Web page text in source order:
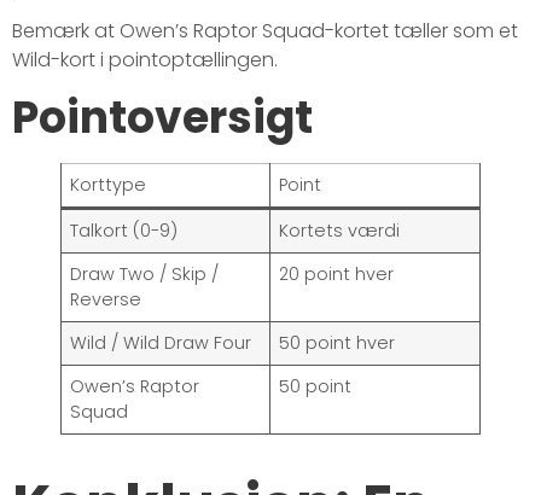
Bemærk at Owen’s Raptor Squad-kortet tæller som et
Wild-kort i pointoptællingen.
Pointoversigt
Korttype
Point
Talkort (0-9)
Kortets værdi
Draw Two / Skip /
Reverse
20 point hver
Wild / Wild Draw Four
50 point hver
Owen’s Raptor
Squad
50 point